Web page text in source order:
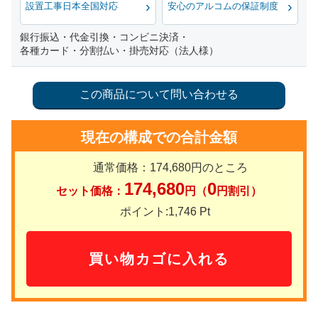
設置工事日本全国対応 安心のアルコムの保証制度
銀行振込・代金引換・コンビニ決済・
各種カード・分割払い・掛売対応（法人様）
現在の構成での合計金額
通常価格： 174,680円のところ
セット価格： 174,680円（0円割引）
ポイント:1,746Pt